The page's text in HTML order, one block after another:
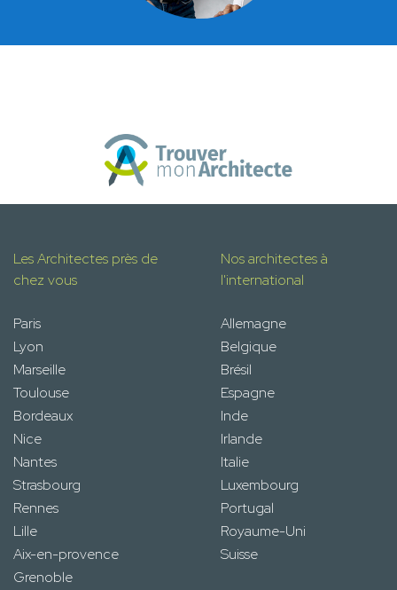
Les Architectes près de
chez vous
Paris
Lyon
Marseille
Toulouse
Bordeaux
Nice
Nantes
Strasbourg
Rennes
Lille
Aix-en-provence
Grenoble
Nos architectes à
l'international
Allemagne
Belgique
Brésil
Espagne
Inde
Irlande
Italie
Luxembourg
Portugal
Royaume-Uni
Suisse